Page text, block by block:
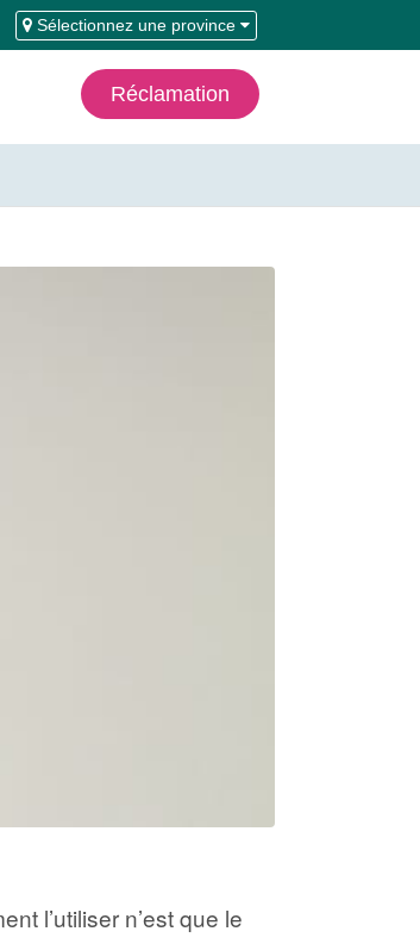
Sélectionnez une province
Réclamation
l’utiliser n’est que le